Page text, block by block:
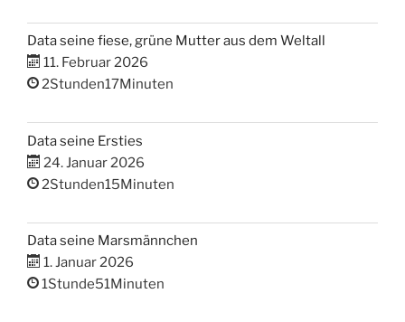
Data seine fiese, grüne Mutter aus dem Weltall
11. Februar 2026
2Stunden17Minuten
Data seine Ersties
24. Januar 2026
2Stunden15Minuten
Data seine Marsmännchen
1. Januar 2026
1Stunde51Minuten